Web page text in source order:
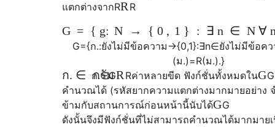
แตกต่างจากRR R
G = { g: N → { 0 , 1 } : ∃ n ∈ N∀
G={ก.:ยังไม่มีข้อความ →{0,1}:∃n∈ยังไม่มีข้อค
(ม.)=R(ม.).}
ก. ∈ กรัม
ก.∈GRRค่าหลายขีด ฟังก์ชั่นทั้งหมดในGG
คำนวณได้ (รหัสยากความแตกต่างมากมายอย่าง
ข้ามกับสถานการณ์ก่อนหน้านี้นับได้GG
ดังนั้นจึงมีฟังก์ชั่นที่ไม่สามารถคำนวณได้มากมายเ